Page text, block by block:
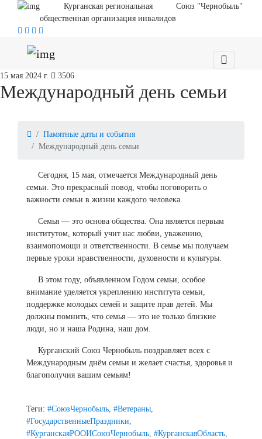
Курганская региональная
общественная организация инвалидов
Союз "Чернобыль"
15 мая 2024 г. 3506
Международный день семьи
Памятные даты и события
Международный день семьи
Сегодня, 15 мая, отмечается Международный день
семьи. Это прекрасный повод, чтобы поговорить о
важности семьи в жизни каждого человека.
Семья — это основа общества. Она является первым
институтом, который учит нас любви, уважению,
взаимопомощи и ответственности. В семье мы получаем
первые уроки нравственности, духовности и культуры.
В этом году, объявленном Годом семьи, особое
внимание уделяется укреплению института семьи,
поддержке молодых семей и защите прав детей. Мы
должны помнить, что семья — это не только близкие
люди, но и наша Родина, наш дом.
Курганский Союз Чернобыль поздравляет всех с
Международным днём семьи и желает счастья, здоровья и
благополучия вашим семьям!
Теги: #СоюзЧернобыль, #Ветераны,
#ГосударственныеПраздники,
#КурганскаяРООИСоюзЧернобыль, #КурганскаяОбласть,